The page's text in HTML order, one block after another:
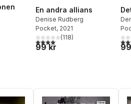
Totalt antal röster:
En andra allians
Denise Rudberg
Pocket, 2021
4,1utav 5 stjärnor. Totalt antal
(118)
99 kr
4,0